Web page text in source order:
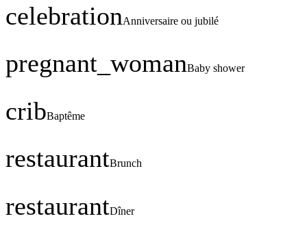
celebrationAnniversaire ou jubilé
pregnant_womanBaby shower
cribBaptême
restaurantBrunch
restaurantDîner